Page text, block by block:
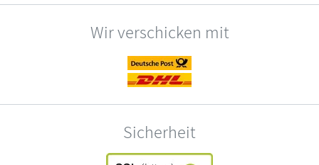
Wir verschicken mit
Sicherheit